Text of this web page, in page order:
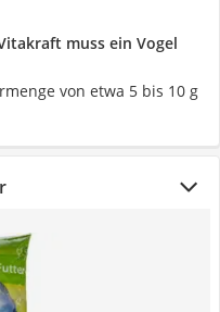
muss ein Vogel
von etwa 5 bis 10 g